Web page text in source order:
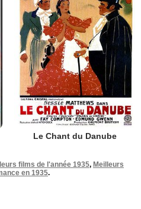
Le Chant du Danube
films de l'année 1935, Meilleurs
en 1935.